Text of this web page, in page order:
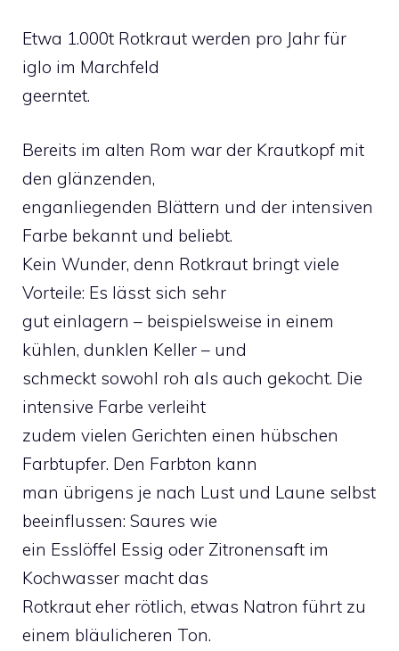
Etwa 1.000t Rotkraut werden pro Jahr für
iglo im Marchfeld
geerntet.
Bereits im alten Rom war der Krautkopf mit
den glänzenden,
enganliegenden Blättern und der intensiven
Farbe bekannt und beliebt.
Kein Wunder, denn Rotkraut bringt viele
Vorteile: Es lässt sich sehr
gut einlagern – beispielsweise in einem
kühlen, dunklen Keller – und
schmeckt sowohl roh als auch gekocht. Die
intensive Farbe verleiht
zudem vielen Gerichten einen hübschen
Farbtupfer. Den Farbton kann
man übrigens je nach Lust und Laune selbst
beeinflussen: Saures wie
ein Esslöffel Essig oder Zitronensaft im
Kochwasser macht das
Rotkraut eher rötlich, etwas Natron führt zu
einem bläulicheren Ton.